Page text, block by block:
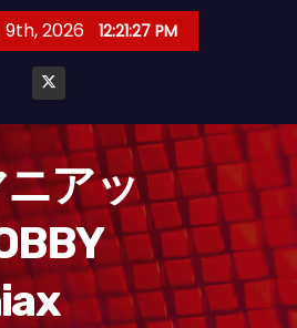
9th, 2026 12:21:28 PM
アッ